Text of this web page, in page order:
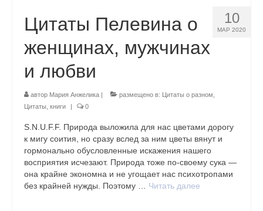
10
МАР 2020
Цитаты Пелевина о
женщинах, мужчинах
и любви
автор Мария Анжелика | размещено в: Цитаты о разном
Цитаты, книги
| 0
S.N.U.F.F. Природа выложила для нас цветами дорогу
к мигу соития, но сразу вслед за ним цветы вянут и
гормонально обусловленные искажения нашего
восприятия исчезают. Природа тоже по-своему сука —
она крайне экономна и не угощает нас психотропами
без крайней нужды. Поэтому … Читать далее